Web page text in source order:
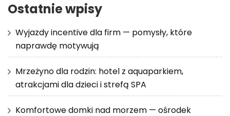
Ostatnie wpisy
Wyjazdy incentive dla firm — pomysły, które
naprawdę motywują
Mrzeżyno dla rodzin: hotel z aquaparkiem,
atrakcjami dla dzieci i strefą SPA
Komfortowe domki nad morzem — ośrodek